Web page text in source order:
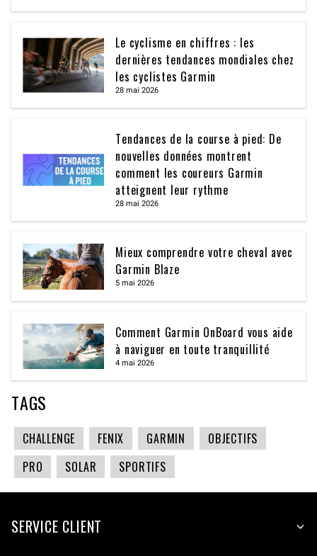
Le cyclisme en chiffres : les
dernières tendances mondiales chez
les cyclistes Garmin
28 mai 2026
Tendances de la course à pied: De
nouvelles données montrent
comment les coureurs Garmin
atteignent leur rythme
28 mai 2026
Mieux comprendre votre cheval avec
Garmin Blaze
5 mai 2026
Comment Garmin OnBoard vous aide
à naviguer en toute tranquillité
4 mai 2026
TAGS
CHALLENGE FENIX GARMIN
OBJECTIFS
PRO
SOLAR SPORTIFS
SERVICE CLIENT